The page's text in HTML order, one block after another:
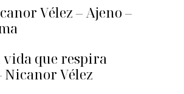
Vélez – Ajeno –
vida que respira
Nicanor Vélez